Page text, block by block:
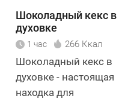
Шоколадный кекс в
духовке
1 час 266 Ккал
Шоколадный кекс в
духовке - настоящая
находка для